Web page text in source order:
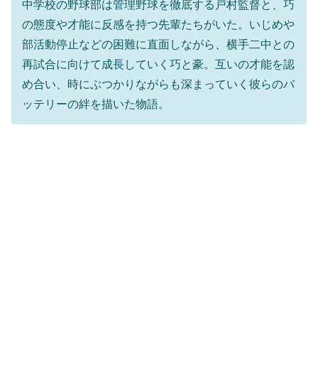
中学校の野球部は管理野球を徹底する戸村監督と、巧
の態度や才能に反感を持つ先輩たちがいた。いじめや
部活動停止などの困難に直面しながら、横手二中との
再試合に向けて成長していく巧と豪。互いの才能を認
め合い、時にぶつかりながらも深まっていく彼らのバ
ッテリーの絆を描いた物語。